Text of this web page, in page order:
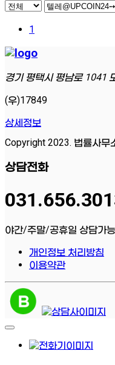
1
경기 평택시 평남로 1041
(우)17849
상세정보
Copyright 2023. 법률사무
상담전화
야간/주말/공휴일 상담가능
개인정보 처리방침
이용약관